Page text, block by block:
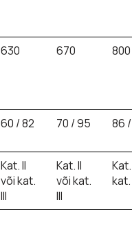
630 670 800
60 / 82 70 / 95 86 /
Kat. II
või kat.
III
Kat. II
või kat.
III
kat.